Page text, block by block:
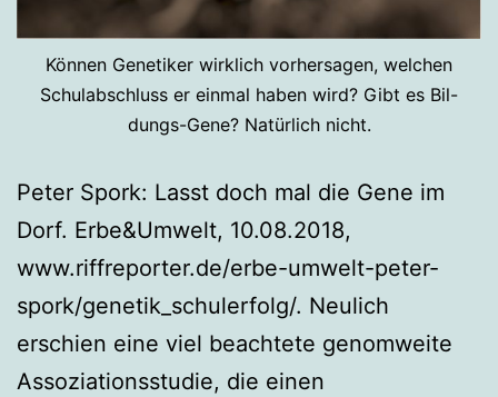
Können Genetiker wirklich vorhersagen, welchen
Schulabschluss er einmal haben wird? Gibt es Bil-
dungs-Gene? Natürlich nicht.
Peter Spork: Lasst doch mal die Gene im
Dorf. Erbe&Umwelt, 10.08.2018,
www.riffreporter.de/erbe-umwelt-peter-
spork/genetik_schulerfolg/. Neulich
erschien eine viel beachtete genomweite
Assoziationsstudie, die einen